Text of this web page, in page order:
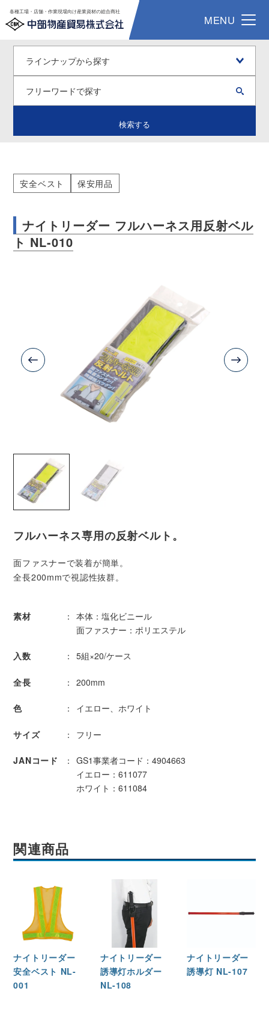
各種工場・店舗・作業現場向け産業資材の総合商社
MENU
検索する
安全ベスト 保安用品
ナイトリーダー フルハーネス用反射ベル
ト NL-010
フルハーネス専用の反射ベルト。
面ファスナーで装着が簡単。
全長200mmで視認性抜群。
素材
本体：塩化ビニール
面ファスナー：ポリエステル
入数 5組×20/ケース
全長 200mm
色 イエロー、ホワイト
サイズ フリー
JANコード
GS1事業者コード：4904663
イエロー：611077
ホワイト：611084
関連商品
ナイトリーダー
安全ベスト NL-
001
ナイトリーダー
誘導灯ホルダー
NL-108
ナイトリーダー
誘導灯 NL-107